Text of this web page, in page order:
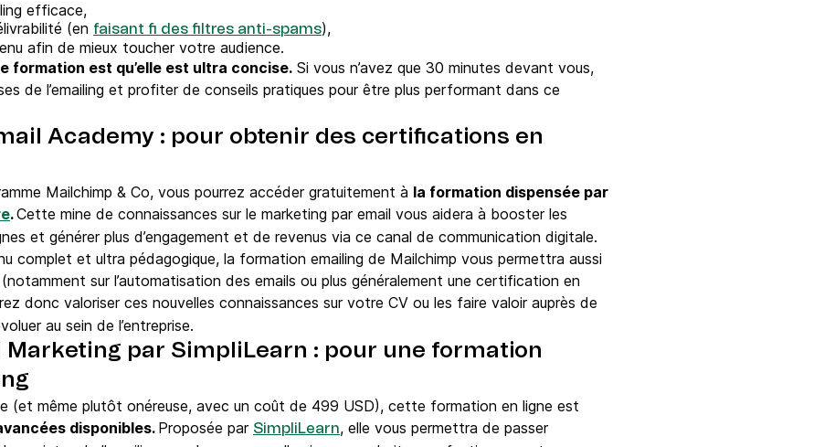
efficace,
(en faisant fi des filtres anti-spams),
afin de mieux toucher votre audience.
formation est qu’elle est ultra concise. Si vous n’avez que 30 minutes devant vous,
de l’emailing et profiter de conseils pratiques pour être plus performant dans ce
Academy : pour obtenir des certifications en
Mailchimp & Co, vous pourrez accéder gratuitement à la formation dispensée par
.Cette mine de connaissances sur le marketing par email vous aidera à booster les
et générer plus d’engagement et de revenus via ce canal de communication digitale.
complet et ultra pédagogique, la formation emailing de Mailchimp vous permettra aussi
(notamment sur l’automatisation des emails ou plus généralement une certification en
donc valoriser ces nouvelles connaissances sur votre CV ou les faire valoir auprès de
au sein de l’entreprise.
Marketing par SimpliLearn : pour une formation
(et même plutôt onéreuse, avec un coût de 499 USD), cette formation en ligne est
disponibles.Proposée par SimpliLearn, elle vous permettra de passer